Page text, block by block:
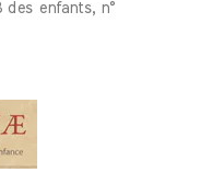
des enfants, n°